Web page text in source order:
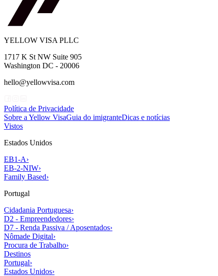
YELLOW VISA PLLC
1717 K St NW Suite 905
Washington DC - 20006
hello@yellowvisa.com
Política de Privacidade
Sobre a Yellow VisaGuia do imigranteDicas e notícias
Vistos
Estados Unidos
EB1-A›
EB-2-NIW›
Family Based›
Portugal
Cidadania Portuguesa›
D2 - Empreendedores›
D7 - Renda Passiva / Aposentados›
Nômade Digital›
Procura de Trabalho›
Destinos
Portugal›
Estados Unidos›